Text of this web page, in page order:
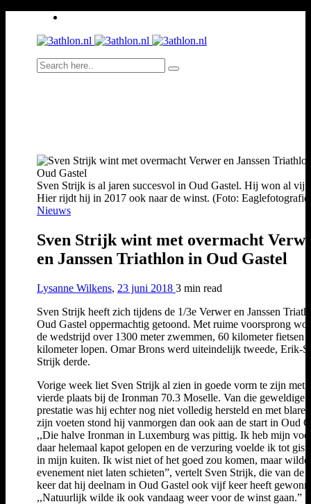
Sven Strijk is al jaren succesvol in Oud Gastel. Hij won al vijf
Hier rijdt hij in 2017 ook naar de winst. (Foto:
Nieuws
Sven Strijk wint met overmacht
en Janssen Triathlon in Oud Gastel
Lysanne Wilkens, 23 juni 2018 3 min read
Sven Strijk heeft zich tijdens de 1/3e Verwer en Janssen
Oud Gastel oppermachtig getoond. Met ruime voorsprong
de wedstrijd over 1300 meter zwemmen, 60 kilometer fietsen
kilometer lopen. Omar Brons werd uiteindelijk tweede, Erik-
Strijk derde.
Vorige week liet Sven Strijk al zien in goede vorm te zijn met
vierde plaats bij de Ironman 70.3 Moselle. Van die geweldige
prestatie was hij echter nog niet volledig hersteld en met
zijn voeten stond hij vanmorgen dan ook aan de start in Oud
,,Die halve Ironman in Luxemburg was pittig. Ik heb mijn
daar helemaal kapot gelopen en de verzuring voelde ik tot
in mijn kuiten. Ik wist niet of het goed zou komen, maar
evenement niet laten schieten”, vertelt Sven Strijk, die van de
keer dat hij deelnam in Oud Gastel ook vijf keer heeft
,,Natuurlijk wilde ik ook vandaag weer voor de winst gaan.”